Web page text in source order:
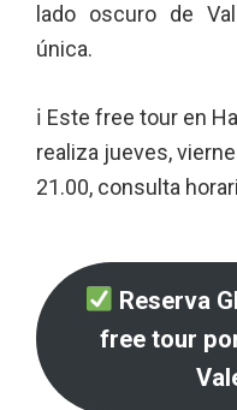
lado oscuro de
única.
ℹ Este free tour en
realiza jueves,
21.00, consulta
Reserva
free tour